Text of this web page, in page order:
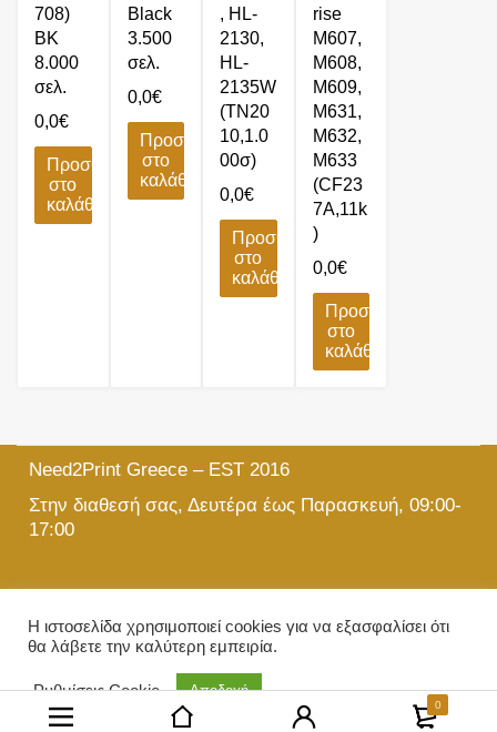
708)
BK
8.000
σελ.
0,0€
Προσθήκη
στο
καλάθι
Black
3.500
σελ.
0,0€
Προσθήκη
στο
καλάθι
, HL-
2130,
HL-
2135W
(TN20
10,1.0
00σ)
0,0€
Προσθήκη
στο
καλάθι
rise
M607,
M608,
M609,
M631,
M632,
M633
(CF23
7A,11k
)
0,0€
Προσθήκη
στο
καλάθι
Need2Print Greece – EST 2016
Στην διαθεσή σας, Δευτέρα έως Παρασκευή, 09:00-
17:00
215 501 5903
info@need2print.gr
© 2024 All Rights Reserved.
0
Η ιστοσελίδα χρησιμοποιεί cookies για να εξασφαλίσει ότι
θα λάβετε την καλύτερη εμπειρία.
Ρυθμίσεις Cookie Αποδοχή